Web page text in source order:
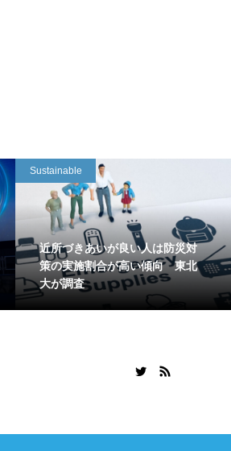
Sustainable
近所づきあいが良い人は防災対
策の実施割合が高い傾向 東北
大が調査